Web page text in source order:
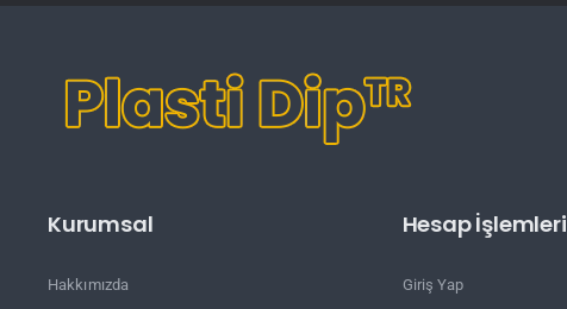
Kurumsal
Hakkımızda
Hesap İşlemleri
Giriş Yap